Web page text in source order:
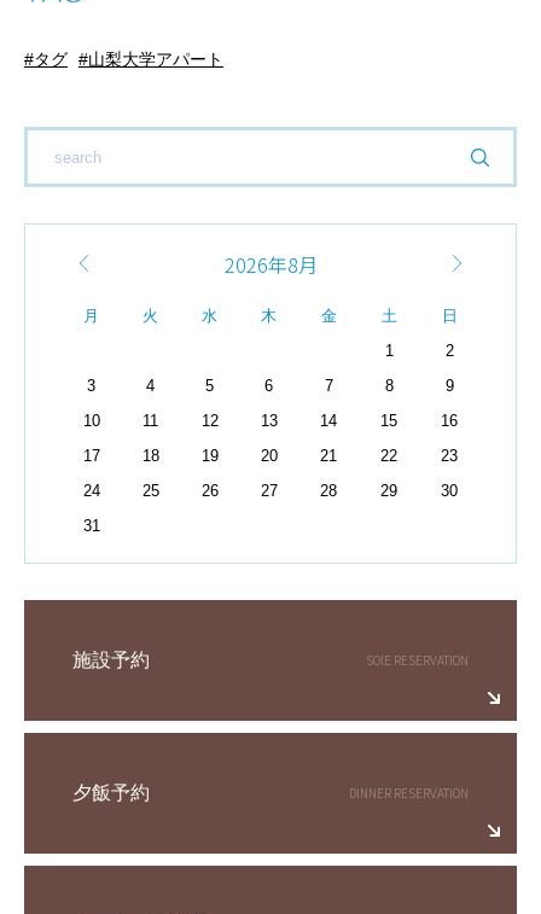
タグ 山梨大学アパート
2026年8月
月 火 水 木 金 土
日
1
2
3
4 5 6 7 8
9
10
11 12 13 14 15
16
17
18 19 20 21 22
23
24
25 26 27 28 29
30
31
施設予約
夕飯予約